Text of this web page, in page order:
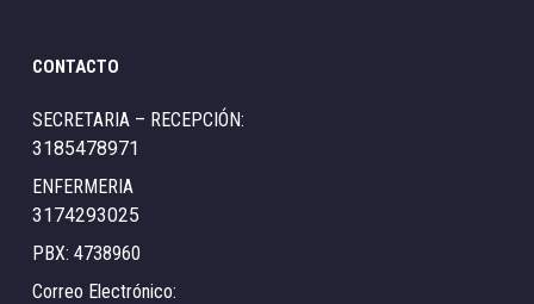
CONTACTO
SECRETARIA – RECEPCIÓN:
3185478971
ENFERMERIA
3174293025
PBX: 4738960
Correo Electrónico: